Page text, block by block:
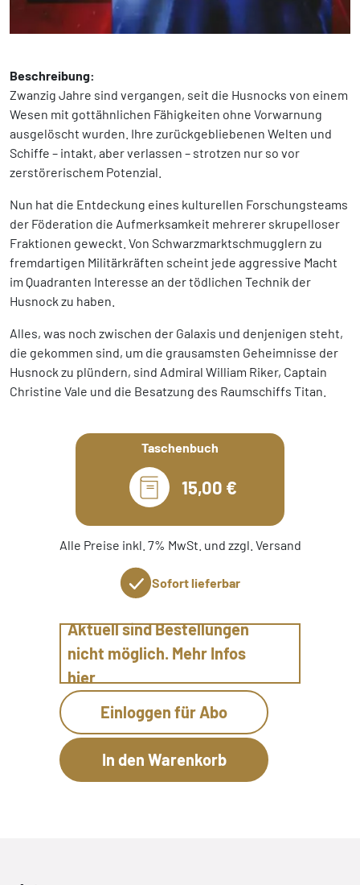
Beschreibung:
Zwanzig Jahre sind vergangen, seit die Husnocks von einem
Wesen mit gottähnlichen Fähigkeiten ohne Vorwarnung
ausgelöscht wurden. Ihre zurückgebliebenen Welten und
Schiffe – intakt, aber verlassen – strotzen nur so vor
zerstörerischem Potenzial.
Nun hat die Entdeckung eines kulturellen Forschungsteams
der Föderation die Aufmerksamkeit mehrerer skrupelloser
Fraktionen geweckt. Von Schwarzmarktschmugglern zu
fremdartigen Militärkräften scheint jede aggressive Macht
im Quadranten Interesse an der tödlichen Technik der
Husnock zu haben.
Alles, was noch zwischen der Galaxis und denjenigen steht,
die gekommen sind, um die grausamsten Geheimnisse der
Husnock zu plündern, sind Admiral William Riker, Captain
Christine Vale und die Besatzung des Raumschiffs Titan.
Taschenbuch
15,00 €
Alle Preise inkl. 7% MwSt. und zzgl. Versand
Sofort lieferbar
Aktuell sind Bestellungen
nicht möglich. Mehr Infos
hier
Einloggen für Abo